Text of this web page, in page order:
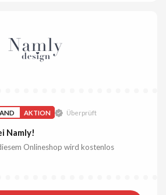
AKTION Überprüft
Namly!
Onlineshop wird kostenlos